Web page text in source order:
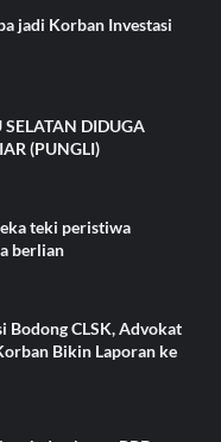
jadi Korban Investasi
DIDUGA
(PUNGLI)
teki peristiwa
berlian
Bodong CLSK, Advokat
Bikin Laporan ke